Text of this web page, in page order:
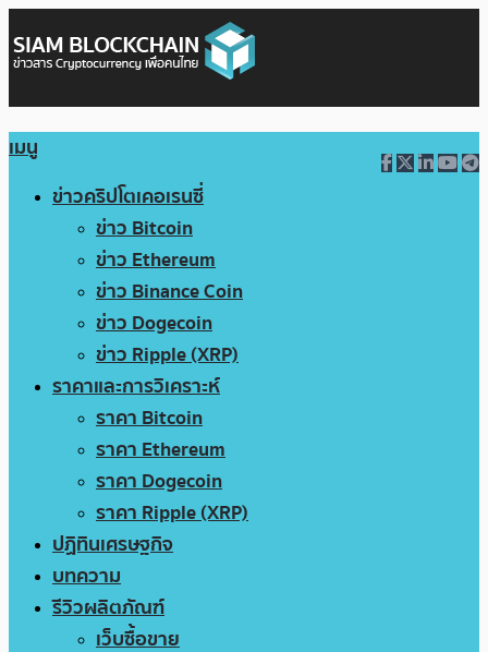
เมนู
ข่าวคริปโตเคอเรนซี่
ข่าว Bitcoin
ข่าว Ethereum
ข่าว Binance Coin
ข่าว Dogecoin
ข่าว Ripple (XRP)
ราคาและการวิเคราะห์
ราคา Bitcoin
ราคา Ethereum
ราคา Dogecoin
ราคา Ripple (XRP)
ปฏิทินเศรษฐกิจ
บทความ
รีวิวผลิตภัณฑ์
เว็บซื้อขาย